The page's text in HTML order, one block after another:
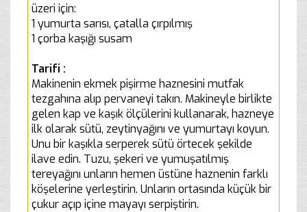
üzeri için:
1 yumurta sarısı, çatalla çırpılmış
1 çorba kaşığı susam
Tarifi :
Makinenin ekmek pişirme haznesini mutfak
tezgahına alıp pervaneyi takın. Makineyle birlikte
gelen kap ve kaşık ölçülerini kullanarak, hazneye
ilk olarak sütü, zeytinyağını ve yumurtayı koyun.
Unu bir kaşıkla serperek sütü örtecek şekilde
ilave edin. Tuzu, şekeri ve yumuşatılmış
tereyağını unların hemen üstüne haznenin farklı
köşelerine yerleştirin. Unların ortasında küçük bir
çukur açıp içine mayayı serpiştirin.